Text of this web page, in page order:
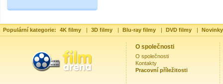
Populární kategorie: 4K filmy | 3D filmy | Blu-ray filmy | DVD filmy |
O společnosti
O společnosti
Kontakty
Pracovní příležitosti